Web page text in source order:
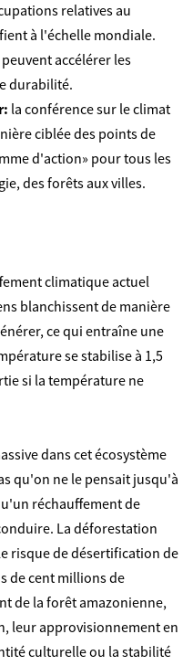
relatives au
à l'échelle mondiale.
accélérer les
durabilité.
la conférence sur le climat
ciblée des points de
d'action» pour tous les
des forêts aux villes.
climatique actuel
blanchissent de manière
ce qui entraîne une
se stabilise à 1,5
si la température ne
dans cet écosystème
qu'on ne le pensait jusqu'à
réchauffement de
La déforestation
risque de désertification de
de cent millions de
de la forêt amazonienne,
leur approvisionnement en
culturelle ou la stabilité